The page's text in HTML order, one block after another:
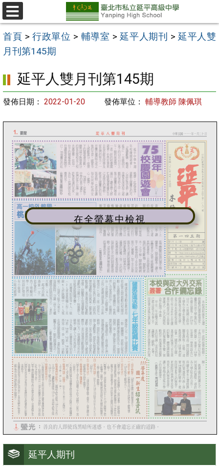
跳
至
主
要
區
選
單
首頁 >行政單位 > 輔導室 > 延平人期刊 > 延平人雙
月刊第145期
延平人期刊
延平人雙月刊第145期
發佈日期： 2022-01-20 發佈單位： 輔導教師 陳佩琪
在全螢幕中檢視